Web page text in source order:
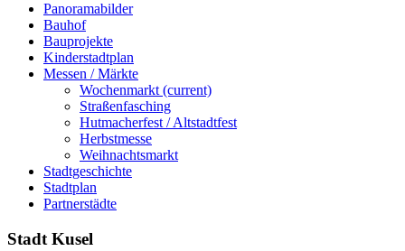
Panoramabilder
Bauhof
Bauprojekte
Kinderstadtplan
Messen / Märkte
Wochenmarkt(current)
Straßenfasching
Hutmacherfest / Altstadtfest
Herbstmesse
Weihnachtsmarkt
Stadtgeschichte
Stadtplan
Partnerstädte
Stadt Kusel